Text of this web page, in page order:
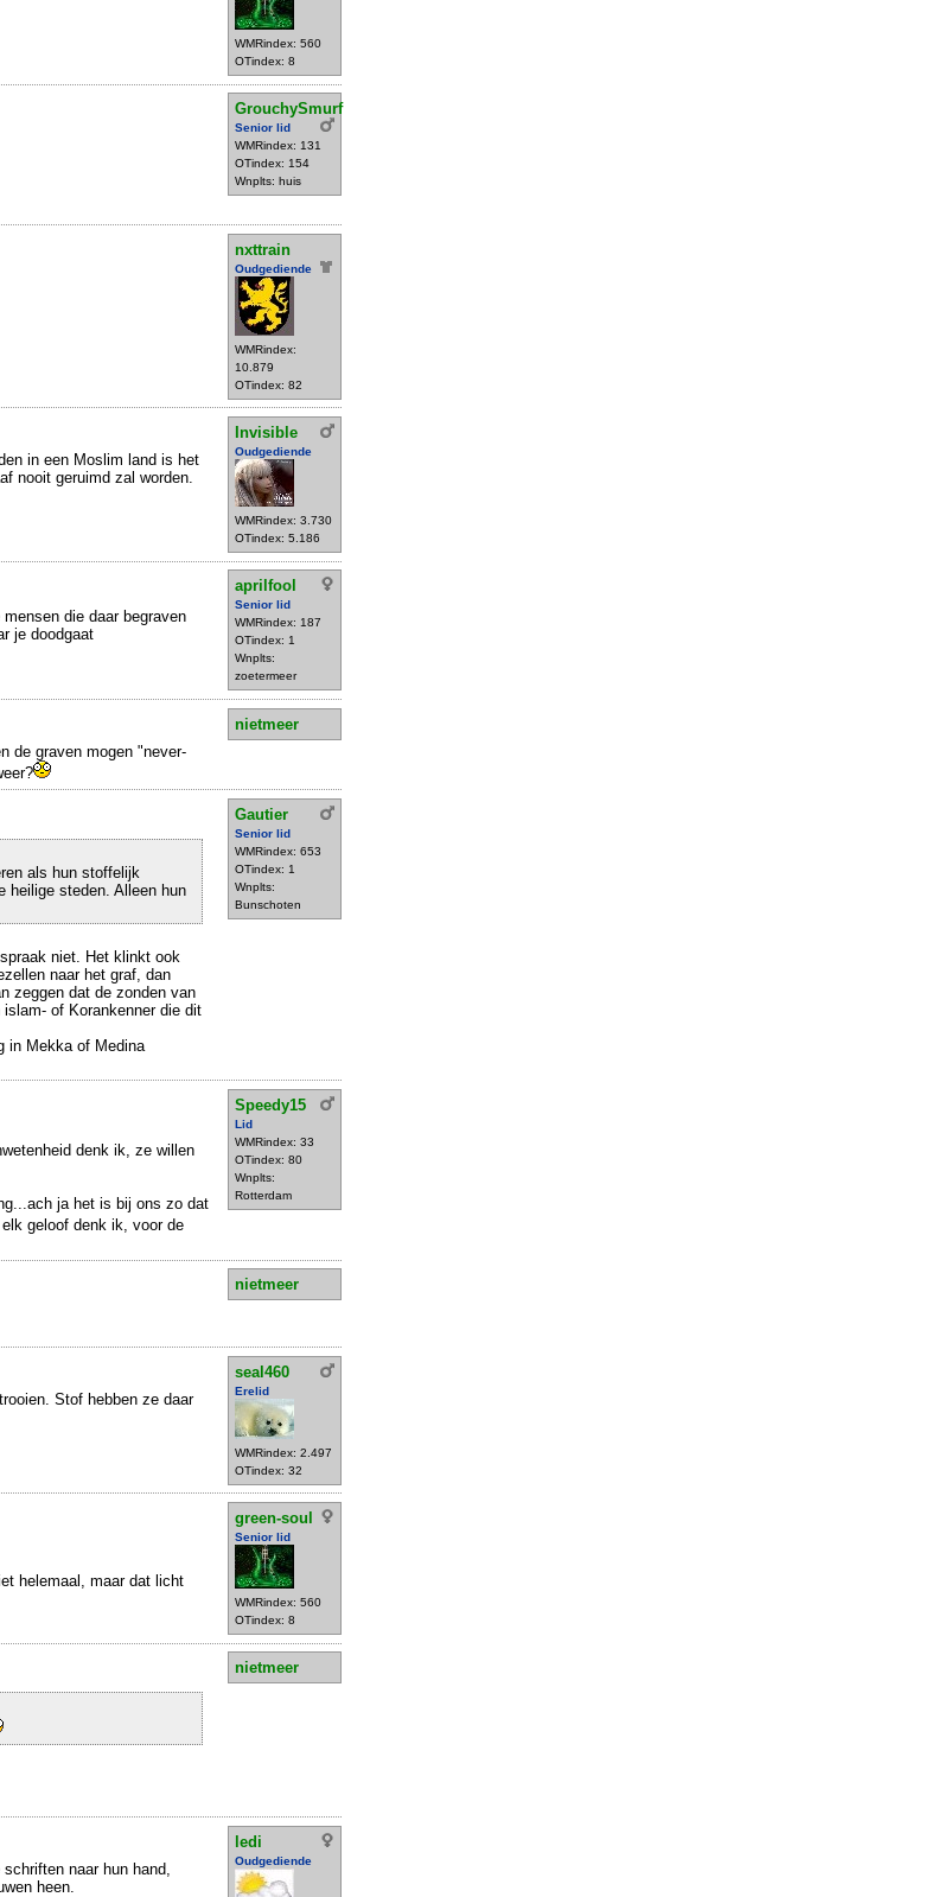
WMRindex: 560
OTindex: 8
GrouchySmurf
Senior lid
WMRindex: 131
OTindex: 154
Wnplts: huis
nxttrain
Oudgediende
WMRindex:
10.879
OTindex: 82
Invisible
Oudgediende
WMRindex: 3.730
OTindex: 5.186
in een Moslim land is het
nooit geruimd zal worden.
aprilfool
Senior lid
WMRindex: 187
OTindex: 1
Wnplts:
zoetermeer
die daar begraven
je doodgaat
nietmeer
de graven mogen "never-
Gautier
Senior lid
WMRindex: 653
OTindex: 1
Wnplts:
Bunschoten
als hun stoffelijk
heilige steden. Alleen hun
niet. Het klinkt ook
naar het graf, dan
zeggen dat de zonden van
of Korankenner die dit
in Mekka of Medina
Speedy15
Lid
WMRindex: 33
OTindex: 80
Wnplts:
Rotterdam
denk ik, ze willen
ja het is bij ons zo dat
geloof denk ik, voor de
nietmeer
seal460
Erelid
WMRindex: 2.497
OTindex: 32
Stof hebben ze daar
green-soul
Senior lid
WMRindex: 560
OTindex: 8
helemaal, maar dat licht
nietmeer
ledi
Oudgediende
naar hun hand,
heen.